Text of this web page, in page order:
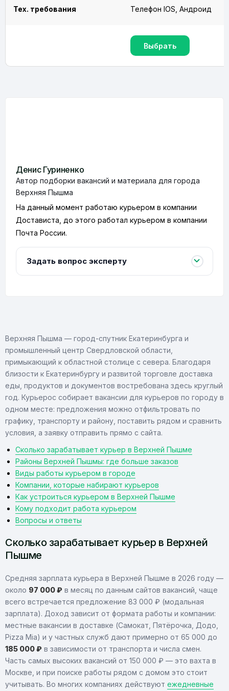
Тех. требования Телефон IOS, Андроид
Выбрать
Денис Гуриненко
Автор подборки вакансий и материала для города
Верхняя Пышма
На данный момент работаю курьером в компании
Достависта, до этого работал курьером в компании
Почта России.
Задать вопрос эксперту
Верхняя Пышма — город-спутник Екатеринбурга и
промышленный центр Свердловской области,
примыкающий к областной столице с севера. Благодаря
близости к Екатеринбургу и развитой торговле доставка
еды, продуктов и документов востребована здесь круглый
год. Курьерос собирает вакансии для курьеров по городу в
одном месте: предложения можно отфильтровать по
графику, транспорту и району, поставить рядом и сравнить
условия, а заявку отправить прямо с сайта.
Сколько зарабатывает курьер в Верхней Пышме
Районы Верхней Пышмы: где больше заказов
Виды работы курьером в городе
Компании, которые набирают курьеров
Как устроиться курьером в Верхней Пышме
Кому подходит работа курьером
Вопросы и ответы
Сколько зарабатывает курьер в Верхней
Пышме
Средняя зарплата курьера в Верхней Пышме в 2026 году —
около 97 000 ₽ в месяц по данным сайтов вакансий, чаще
всего встречается предложение 83 000 ₽ (модальная
зарплата). Доход зависит от формата работы и компании:
местные вакансии в доставке (Самокат, Пятёрочка, Додо,
Pizza Mia) и у частных служб дают примерно от 65 000 до
185 000 ₽ в зависимости от транспорта и числа смен.
Часть самых высоких вакансий от 150 000 ₽ — это вахта в
Москве, и при поиске работы рядом с домом это стоит
учитывать. Во многих компаниях действуют ежедневные